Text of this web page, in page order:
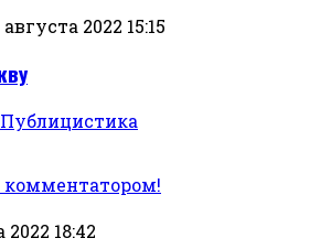
2022 15:15
Публицистика
18:42